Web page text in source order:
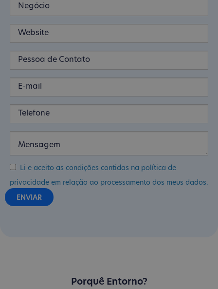
Li e aceito as condições contidas na política de
privacidade em relação ao processamento dos meus dados.
Porquê Entorno?